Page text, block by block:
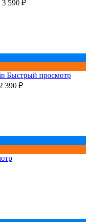
3 590 ₽
Быстрый просмотр
2 390 ₽